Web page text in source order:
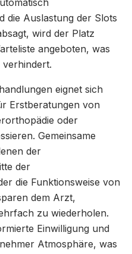
die Auslastung der Slots
wird der Platz
angeboten, was
eignet sich
Erstberatungen von
oder
Gemeinsame
der
der
die Funktionsweise von
dem Arzt,
zu wiederholen.
Einwilligung und
Atmosphäre, was